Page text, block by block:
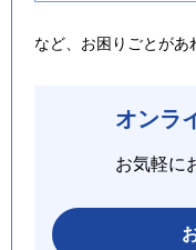
など、お困りごとがあ
オンラ
お気軽に